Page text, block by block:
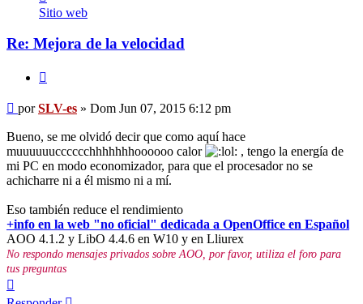
SLV-
es
Sitio web
Re: Mejora de la velocidad
Mensaje
porSLV-es » Dom Jun 07, 2015 6:12 pm
Bueno, se me olvidó decir que como aquí hace
muuuuuucccccchhhhhhhoooooo calor
, tengo la energía de
mi PC en modo economizador, para que el procesador no se
achicharre ni a él mismo ni a mí.
Eso también reduce el rendimiento
+info en la web "no oficial" dedicada a OpenOffice en Español
AOO 4.1.2 y LibO 4.4.6 en W10 y en Lliurex
No respondo mensajes privados sobre AOO, por favor, utiliza el foro para
tus preguntas